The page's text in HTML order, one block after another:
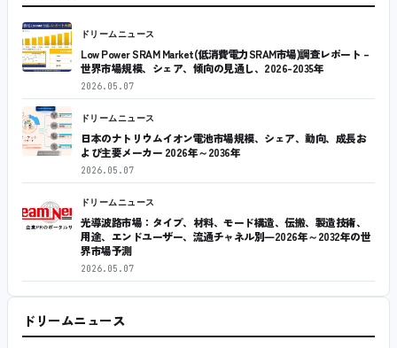
ドリームニュース
Low Power SRAM Market(低消費電力SRAM市場)調査レポート –
世界市場規模、シェア、傾向の見通し、2026-2035年
2026.05.07
ドリームニュース
日本のナトリウムイオン電池市場規模、シェア、動向、成長お
よび主要メーカー 2026年～2036年
2026.05.07
ドリームニュース
光導波路市場：タイプ、材料、モード構造、伝搬、製造技術、
用途、エンドユーザー、流通チャネル別―2026年～2032年の世
界市場予測
2026.05.07
ドリームニュース